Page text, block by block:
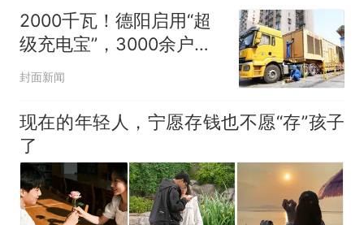
2000千瓦！德阳启用“超
级充电宝”，3000余户居
民停电“零感知”
封面新闻
现在的年轻人，宁愿存钱也不愿“存”孩子
了